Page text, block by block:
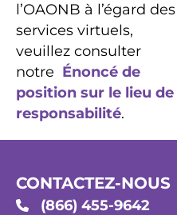
l’OAONB à l’égard des
services virtuels,
veuillez consulter
notre Énoncé de
position sur le lieu de
responsabilité.
CONTACTEZ-NOUS
(866) 455-9642